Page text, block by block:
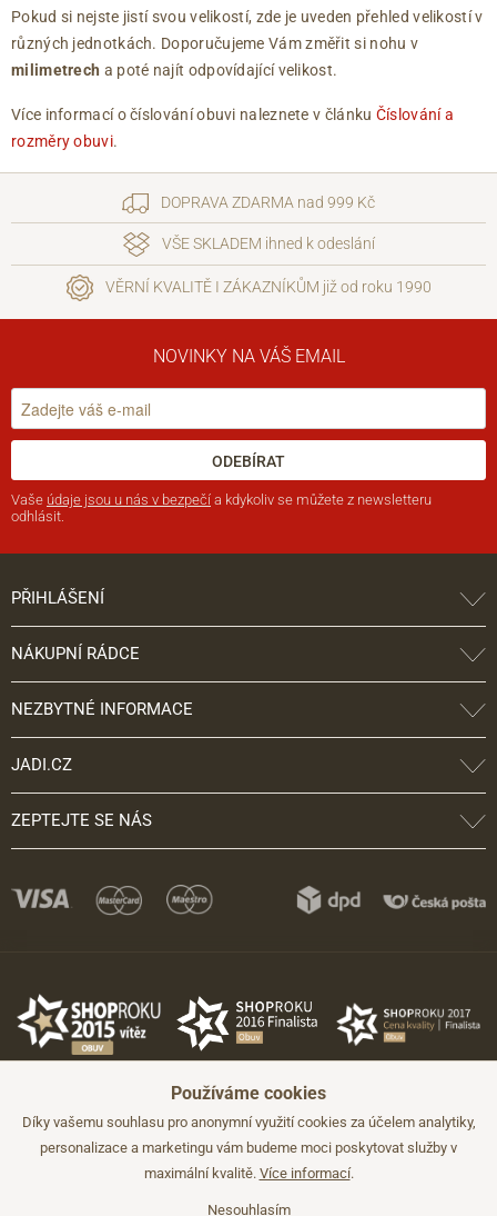
Pokud si nejste jistí svou velikostí, zde je uveden přehled velikostí v
různých jednotkách. Doporučujeme Vám změřit si nohu v
milimetrech a poté najít odpovídající velikost.
Více informací o číslování obuvi naleznete v článku Číslování a
rozměry obuvi.
DOPRAVA ZDARMA nad 999 Kč
VŠE SKLADEM ihned k odeslání
VĚRNÍ KVALITĚ I ZÁKAZNÍKŮM již od roku 1990
NOVINKY NA VÁŠ EMAIL
ODEBÍRAT
Vaše údaje jsou u nás v bezpečí a kdykoliv se můžete z newsletteru
odhlásit.
PŘIHLÁŠENÍ
NÁKUPNÍ RÁDCE
NEZBYTNÉ INFORMACE
JADI.CZ
ZEPTEJTE SE NÁS
©2026 JADI.cz. Užití materiálů bez souhlasu není možné.
Používáme cookies
Díky vašemu souhlasu pro anonymní využití cookies za účelem analytiky,
personalizace a marketingu vám budeme moci poskytovat služby v
maximální kvalitě. Více informací.
Nesouhlasím